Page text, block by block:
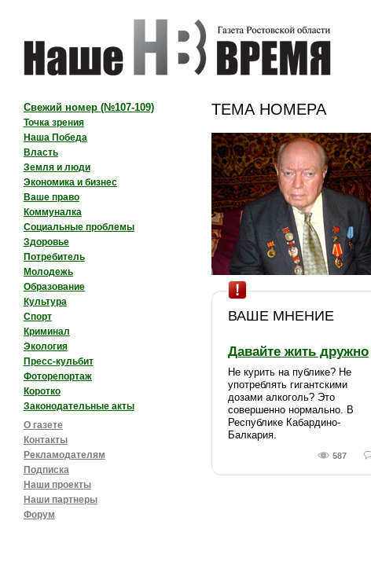
ТЕМА НОМЕРА
ВАШЕ МНЕНИЕ
Давайте жить дружно
Не курить на публике? Не
употреблять гигантскими
дозами алкоголь? Это
совершенно нормально. В
Республике Кабардино-
Балкария.
587
Свежий номер (№107-109)
Точка зрения
Наша Победа
Власть
Земля и люди
Экономика и бизнес
Ваше право
Коммуналка
Социальные проблемы
Здоровье
Потребитель
Молодежь
Образование
Культура
Спорт
Криминал
Экология
Пресс-кульбит
Фоторепортаж
Коротко
Законодательные акты
О газете
Контакты
Рекламодателям
Подписка
Наши проекты
Наши партнеры
Форум